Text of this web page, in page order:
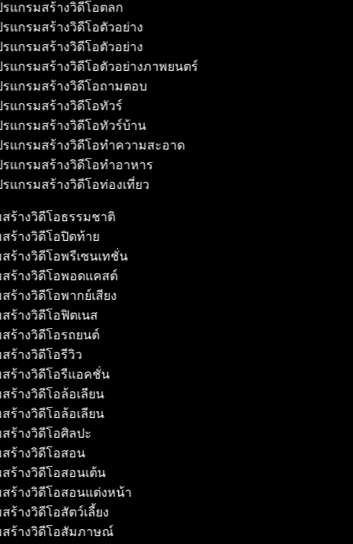
แกรมสร้างวิดีโอตลก
แกรมสร้างวิดีโอตัวอย่าง
แกรมสร้างวิดีโอตัวอย่าง
แกรมสร้างวิดีโอตัวอย่างภาพยนตร์
แกรมสร้างวิดีโอถามตอบ
แกรมสร้างวิดีโอทัวร์
แกรมสร้างวิดีโอทัวร์บ้าน
แกรมสร้างวิดีโอทำความสะอาด
แกรมสร้างวิดีโอทำอาหาร
แกรมสร้างวิดีโอท่องเที่ยว
สร้างวิดีโอธรรมชาติ
สร้างวิดีโอปิดท้าย
สร้างวิดีโอพรีเซนเทชั่น
สร้างวิดีโอพอดแคสต์
สร้างวิดีโอพากย์เสียง
สร้างวิดีโอฟิตเนส
สร้างวิดีโอรถยนต์
สร้างวิดีโอรีวิว
สร้างวิดีโอรีแอคชั่น
สร้างวิดีโอล้อเลียน
สร้างวิดีโอล้อเลียน
สร้างวิดีโอศิลปะ
สร้างวิดีโอสอน
สร้างวิดีโอสอนเต้น
สร้างวิดีโอสอนแต่งหน้า
สร้างวิดีโอสัตว์เลี้ยง
สร้างวิดีโอสัมภาษณ์